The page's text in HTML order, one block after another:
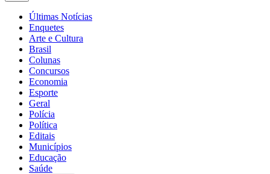
Últimas Notícias
Enquetes
Arte e Cultura
Brasil
Colunas
Concursos
Economia
Esporte
Geral
Polícia
Política
Editais
Municípios
Educação
Saúde